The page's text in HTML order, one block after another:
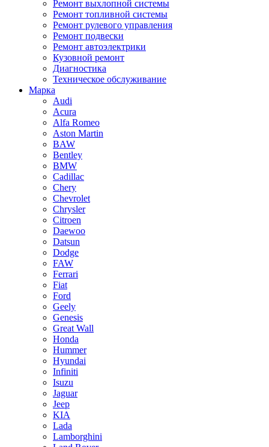
Ремонт выхлопной системы
Ремонт топливной системы
Ремонт рулевого управления
Ремонт подвески
Ремонт автоэлектрики
Кузовной ремонт
Диагностика
Техническое обслуживание
Марка
Audi
Acura
Alfa Romeo
Aston Martin
BAW
Bentley
BMW
Cadillac
Chery
Chevrolet
Chrysler
Citroen
Daewoo
Datsun
Dodge
FAW
Ferrari
Fiat
Ford
Geely
Genesis
Great Wall
Honda
Hummer
Hyundai
Infiniti
Isuzu
Jaguar
Jeep
KIA
Lada
Lamborghini